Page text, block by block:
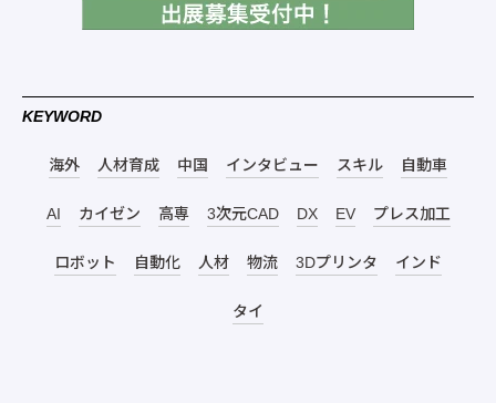
KEYWORD
海外 人材育成 中国 インタビュー スキル 自動車
AI カイゼン 高専 3次元CAD DX EV プレス加工
ロボット 自動化 人材 物流 3Dプリンタ インド
タイ